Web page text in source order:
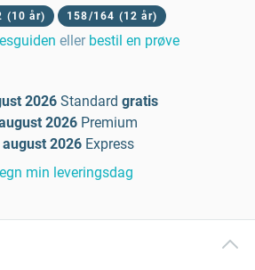
(10 år) 158/164 (12 år)
eller bestil en prøve
2026 Standard gratis
2026 Premium
august 2026 Express
min leveringsdag